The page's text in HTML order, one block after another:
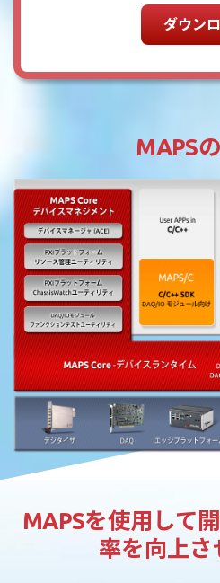
ダウン
MAPS
MAPSを使用して
率を向上さ